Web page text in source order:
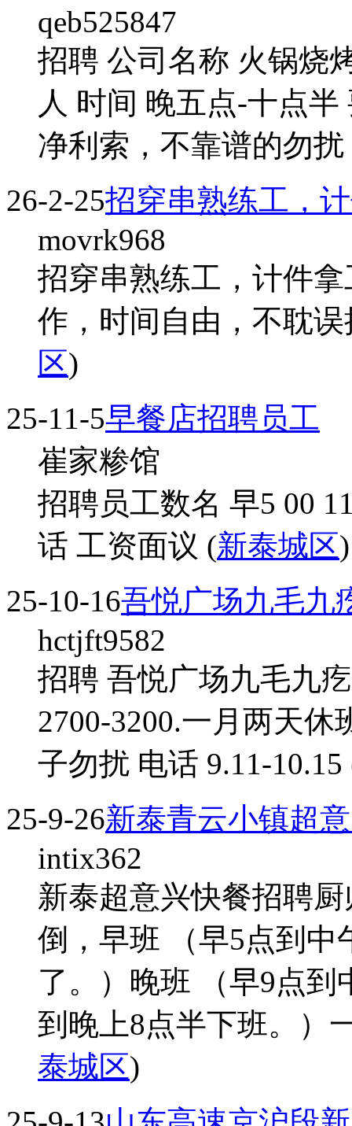
qeb525847
招聘 公司名称 火锅烧
人 时间 晚五点-十点
净利索，不靠谱的勿扰
26-2-25招穿串熟练工，
movrk968
招穿串熟练工，计件
作，时间自由，不耽
区)
25-11-5早餐店招聘员工
崔家糁馆
招聘员工数名 早5 00
话 工资面议 (新泰城区)
25-10-16吾悦广场九毛九
hctjft9582
招聘 吾悦广场九毛九
2700-3200.一月两天
子勿扰 电话 9.11-10.15
25-9-26新泰青云小镇超
intix362
新泰超意兴快餐招聘
倒，早班 （早5点到中
了。）晚班 （早9点
到晚上8点半下班。）
泰城区)